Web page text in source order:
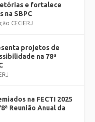
e fortalece
na SBPC
CECIERJ
projetos de
na 78ª
na FECTI 2025
Reunião Anual da